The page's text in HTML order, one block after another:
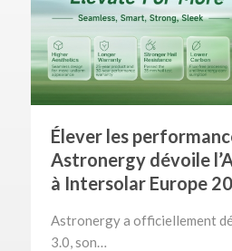
Élever les
Astronergy dévoile
à Intersolar Europe
Astronergy a officiellement
3.0, son…